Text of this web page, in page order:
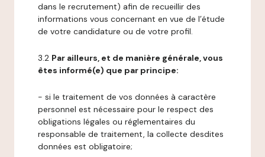
dans le recrutement) afin de recueillir des
informations vous concernant en vue de l’étude
de votre candidature ou de votre profil.
3.2 Par ailleurs, et de manière générale, vous
êtes informé(e) que par principe:
- si le traitement de vos données à caractère
personnel est nécessaire pour le respect des
obligations légales ou réglementaires du
responsable de traitement, la collecte desdites
données est obligatoire;